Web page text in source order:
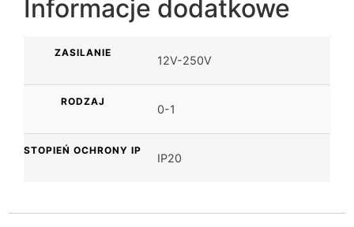
Informacje dodatkowe
ZASILANIE
12V-250V
RODZAJ
0-1
STOPIEŃ OCHRONY IP
IP20